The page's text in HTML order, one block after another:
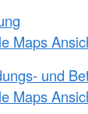
Maps
und
Maps